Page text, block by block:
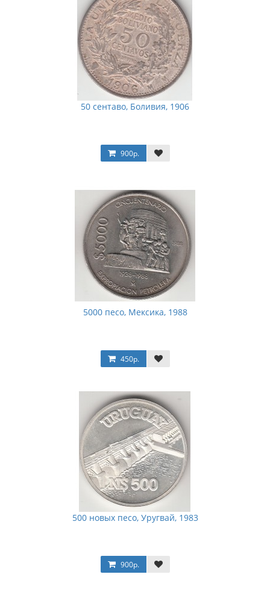
50 сентаво, Боливия, 1906
900р.
5000 песо, Мексика, 1988
450р.
500 новых песо, Уругвай, 1983
900р.